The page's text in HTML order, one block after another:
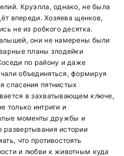
Круэлла, однако, не была
впереди. Хозяева щенков,
не из робкого десятка.
они не намерены были
планы злодейки
по району и даже
объединяться, формируя
спасения пятнистых
в захватывающем ключе,
только интриги и
моменты дружбы и
истории
что противостоять
и любви к животным куда